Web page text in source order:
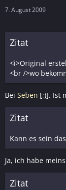
7. August 2009
Zitat
<i>Original
<br />wo
Bei Seben [;)]. Ist
Zitat
Kann es sein
Ja, ich habe
Zitat